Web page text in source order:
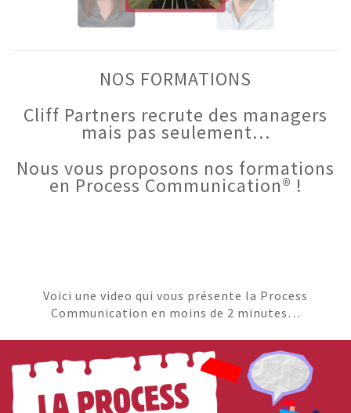
NOS FORMATIONS
Cliff Partners recrute des managers
mais pas seulement…
Nous vous proposons nos formations
en Process Communication® !
Voici une video qui vous présente la Process
Communication en moins de 2 minutes…